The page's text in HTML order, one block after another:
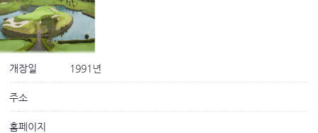
개장일 1991년
주소
홈페이지